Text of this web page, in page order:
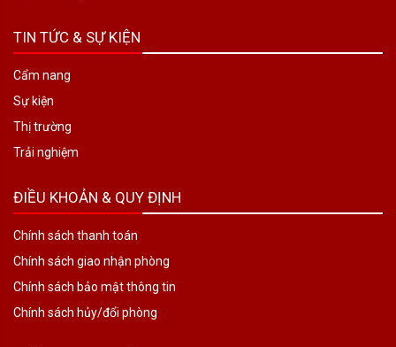
TIN TỨC & SỰ KIỆN
Cẩm nang
Sự kiện
Thị trường
Trải nghiệm
ĐIỀU KHOẢN & QUY ĐỊNH
Chính sách thanh toán
Chính sách giao nhận phòng
Chính sách bảo mật thông tin
Chính sách hủy/đổi phòng